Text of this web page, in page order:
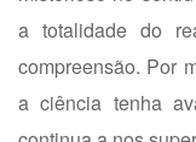
a totalidade do
compreensão. Por
a ciência tenha